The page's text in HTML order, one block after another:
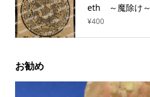
eth ～魔除け～
¥400
お勧め